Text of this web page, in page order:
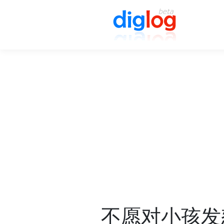
不愿对小孩